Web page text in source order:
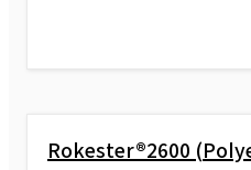
Rokester®2600